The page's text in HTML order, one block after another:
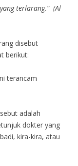
terlarang.” (Al
disebut
berikut:
terancam
adalah
dokter yang
kira-kira, atau